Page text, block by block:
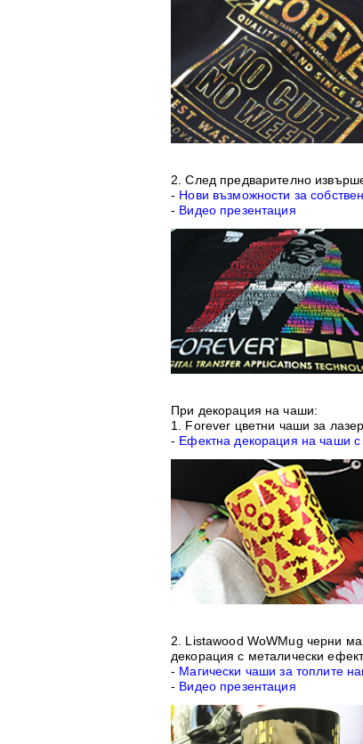
2. След предварително
- Нови възможности за
- Видео презентация
При декорация на чаши:
1. Forever цветни чаши за
- Ефектна декорация на чаши
2. Listawood WoWMug черни
декорация с металически
- Магически чаши за топлите
- Видео презентация